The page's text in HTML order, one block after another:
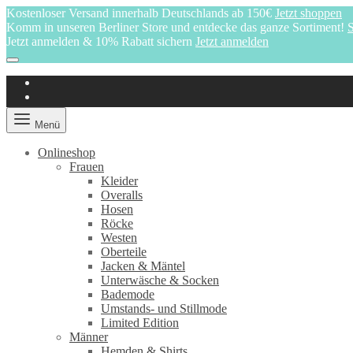
Kostenloser Versand innerhalb Deutschlands ab 150€ Jetzt shoppen
Komm in unseren Berliner Store und entdecke das ganze Sortiment!
Jetzt anmelden & 10% Rabatt sichern Jetzt anmelden
Menü
Onlineshop
Frauen
Kleider
Overalls
Hosen
Röcke
Westen
Oberteile
Jacken & Mäntel
Unterwäsche & Socken
Bademode
Umstands- und Stillmode
Limited Edition
Männer